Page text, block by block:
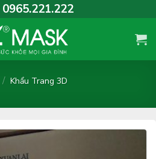
0965.221.222
/ Khẩu Trang 3D